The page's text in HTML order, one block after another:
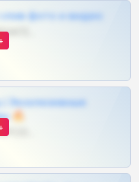
фото и видео
Эксклюзивные
🔥